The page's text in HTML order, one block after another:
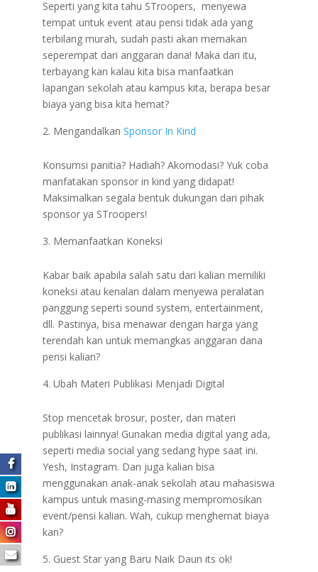
Seperti yang kita tahu STroopers, menyewa
tempat untuk event atau pensi tidak ada yang
terbilang murah, sudah pasti akan memakan
seperempat dari anggaran dana! Maka dari itu,
terbayang kan kalau kita bisa manfaatkan
lapangan sekolah atau kampus kita, berapa besar
biaya yang bisa kita hemat?
Mengandalkan Sponsor In Kind
Konsumsi panitia? Hadiah? Akomodasi? Yuk coba
manfatakan sponsor in kind yang didapat!
Maksimalkan segala bentuk dukungan dari pihak
sponsor ya STroopers!
Memanfaatkan Koneksi
Kabar baik apabila salah satu dari kalian memiliki
koneksi atau kenalan dalam menyewa peralatan
panggung seperti sound system, entertainment,
dll. Pastinya, bisa menawar dengan harga yang
terendah kan untuk memangkas anggaran dana
pensi kalian?
Ubah Materi Publikasi Menjadi Digital
Stop mencetak brosur, poster, dan materi
publikasi lainnya! Gunakan media digital yang ada,
seperti media social yang sedang hype saat ini.
Yesh, Instagram. Dan juga kalian bisa
menggunakan anak-anak sekolah atau mahasiswa
kampus untuk masing-masing mempromosikan
event/pensi kalian. Wah, cukup menghemat biaya
kan?
Guest Star yang Baru Naik Daun its ok!